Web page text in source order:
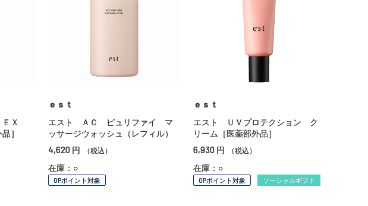
ＥＸ
］
ｅｓｔ
エスト ＡＣ ピュリファイ マ
ッサージウォッシュ（レフィル）
4,620 円 （税込）
在庫：○
OPポイント対象
ｅｓｔ
エスト ＵＶプロテクション ク
リーム［医薬部外品］
6,930 円 （税込）
在庫：○
OPポイント対象 ソーシャルギフト